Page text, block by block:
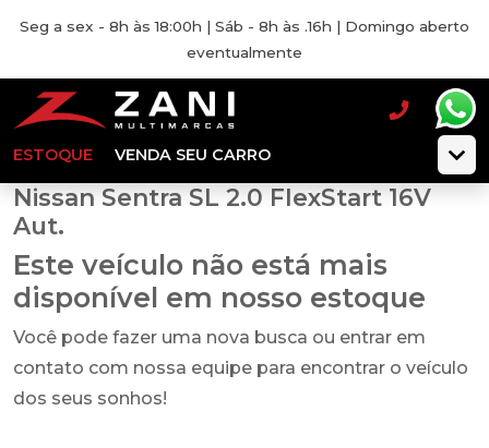
Seg a sex - 8h às 18:00h | Sáb - 8h às .16h | Domingo aberto
eventualmente
ESTOQUE VENDA SEU CARRO
Nissan Sentra SL 2.0 FlexStart 16V
Aut.
Este veículo não está mais
disponível em nosso estoque
Você pode fazer uma nova busca ou entrar em
contato com nossa equipe para encontrar o veículo
dos seus sonhos!